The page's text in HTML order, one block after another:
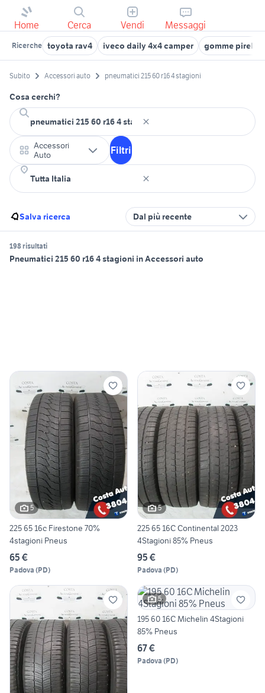
Home Cerca Vendi Messaggi
Ricerche toyota rav4 iveco daily 4x4 camper gomme pirelli
Subito Accessori auto pneumatici 215 60 r16 4 stagioni
Cosa cerchi?
Accessori
Auto
Filtri
Salva ricerca Dal più recente
198 risultati
Pneumatici 215 60 r16 4 stagioni in Accessori auto
5
225 65 16c Firestone 70%
4stagioni Pneus
65 €
Padova (PD)
5
225 65 16C Continental 2023
4Stagioni 85% Pneus
95 €
Padova (PD)
5
195 60 16C Michelin 4Stagioni
85% Pneus
67 €
Padova (PD)